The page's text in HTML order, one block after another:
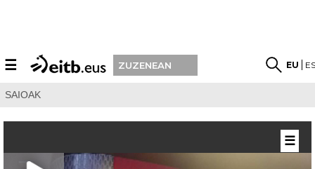
☰ ZUZENEAN EU
SAIOAK
☰